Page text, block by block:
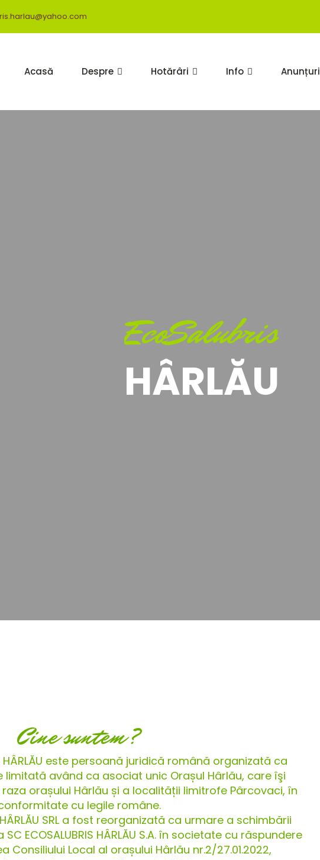
Acasă Despre Hotărâri Info Anunțuri
EcoSalubris
HÂRLĂU
Cine suntem?
HÂRLĂU este persoană juridică română organizată ca
având ca asociat unic Orașul Hârlău, care îşi
orașului Hârlău și a localității limitrofe Pârcovaci, în
cu legile române.
HÂRLĂU SRL a fost reorganizată ca urmare a schimbării
ECOSALUBRIS HÂRLĂU S.A. în societate cu răspundere
Consiliului Local al orașului Hârlău nr.2/27.01.2022,